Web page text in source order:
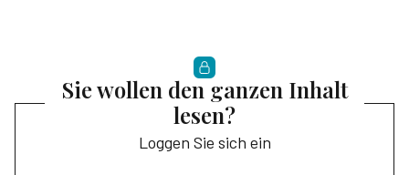
Sie wollen den ganzen Inhalt
lesen?
Loggen Sie sich ein